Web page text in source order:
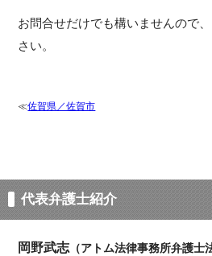
お問合せだけでも構いませんので
さい。
佐賀県／佐賀市
代表弁護士紹介
岡野武志（アトム法律事務所弁護士